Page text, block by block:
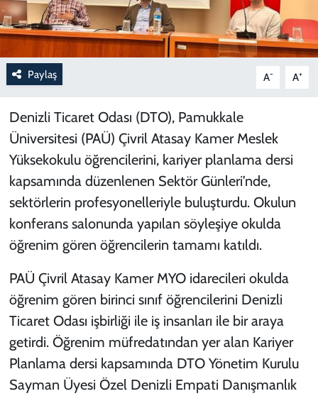
Paylaş A- A+
Denizli Ticaret Odası (DTO), Pamukkale
Üniversitesi (PAÜ) Çivril Atasay Kamer Meslek
Yüksekokulu öğrencilerini, kariyer planlama dersi
kapsamında düzenlenen Sektör Günleri’nde,
sektörlerin profesyonelleriyle buluşturdu. Okulun
konferans salonunda yapılan söyleşiye okulda
öğrenim gören öğrencilerin tamamı katıldı.
PAÜ Çivril Atasay Kamer MYO idarecileri okulda
öğrenim gören birinci sınıf öğrencilerini Denizli
Ticaret Odası işbirliği ile iş insanları ile bir araya
getirdi. Öğrenim müfredatından yer alan Kariyer
Planlama dersi kapsamında DTO Yönetim Kurulu
Sayman Üyesi Özel Denizli Empati Danışmanlık